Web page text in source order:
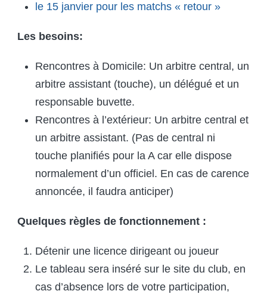
le 15 janvier pour les matchs « retour »
Les besoins:
Rencontres à Domicile: Un arbitre central, un
arbitre assistant (touche), un délégué et un
responsable buvette.
Rencontres à l’extérieur: Un arbitre central et
un arbitre assistant. (Pas de central ni
touche planifiés pour la A car elle dispose
normalement d’un officiel. En cas de carence
annoncée, il faudra anticiper)
Quelques règles de fonctionnement :
Détenir une licence dirigeant ou joueur
Le tableau sera inséré sur le site du club, en
cas d’absence lors de votre participation,